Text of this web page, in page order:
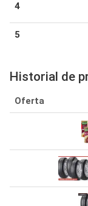
4
5
Historial de
Oferta